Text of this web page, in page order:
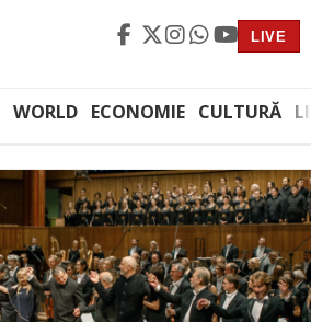
LIVE
WORLD ECONOMIE CULTURĂ